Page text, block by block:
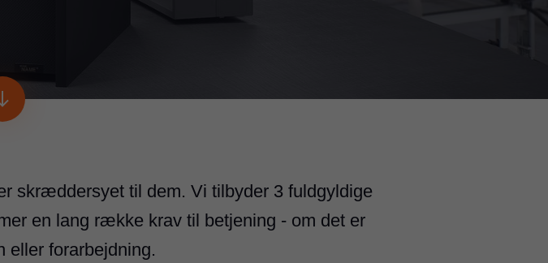
skræddersyet til dem. Vi tilbyder 3 fuldgyldige
en lang række krav til betjening - om det er
eller forarbejdning.